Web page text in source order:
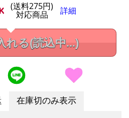
(送料275円)
対応商品 詳細
れる(読込中...)
在庫切のみ表示